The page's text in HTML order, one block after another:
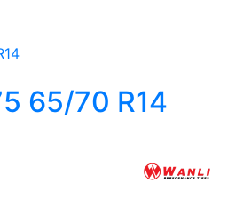
65/70 R14